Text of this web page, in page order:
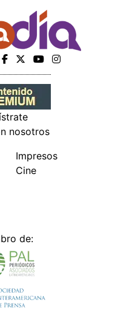
nosotros
Impresos
Cine
de: